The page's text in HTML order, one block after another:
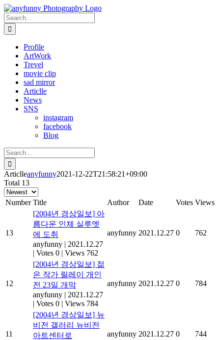
Skip
to
content
Search
for:
Profile
ArtWork
Trevel
movie clip
sad mirror
Articlle
News
SNS
instagram
facebook
Blog
Search
for:
Articlleanyfunny2021-12-22T21:58:21+09:00
Total 13
Number Title Author Date Votes Views
13
[2004년 경상일보] 아
름다운 인체 실루엣
에 도취
anyfunny | 2021.12.27
| Votes 0 | Views 762
anyfunny 2021.12.27 0 762
12
[2004년 경상일보] 젊
은 작가 릴레이 개인
전 23일 개막
anyfunny | 2021.12.27
| Votes 0 | Views 784
anyfunny 2021.12.27 0 784
11
[2004년 경상일보] 뉴
비전 갤러리 뉴비전
아트센터로
anyfunny 2021.12.27 0 744